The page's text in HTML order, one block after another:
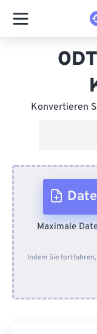
Konvertieren
Maximale
Indem Sie